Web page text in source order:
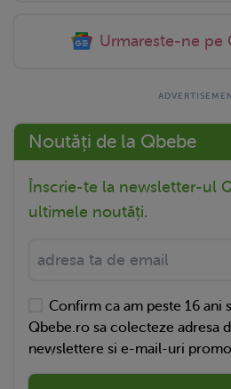
Urmareste-ne pe
Noutăți de la Qbebe
Înscrie-te la newsletter-ul
ultimele noutăți.
Confirm ca am peste 16 ani
Qbebe.ro sa colecteze adresa
newslettere si e-mail-uri